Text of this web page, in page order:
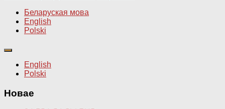
Беларуская мова
English
Polski
English
Polski
Новае